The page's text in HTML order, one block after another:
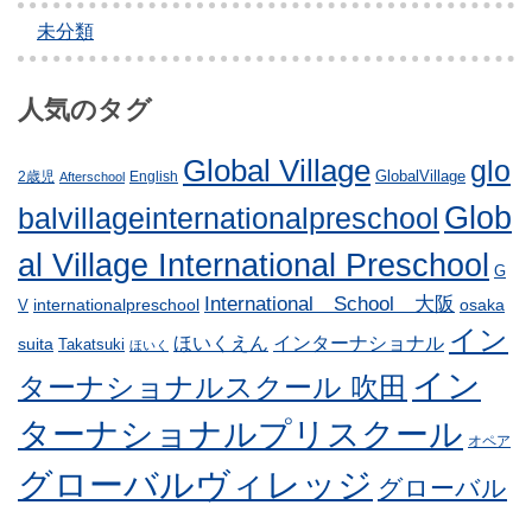
未分類
人気のタグ
2歳児 Afterschool English Global Village GlobalVillage glo
balvillageinternationalpreschool Glob
al Village International Preschool G
V internationalpreschool International School 大阪 osaka
suita Takatsuki ほいく ほいくえん インターナショナル イン
ターナショナルスクール 吹田 イン
ターナショナルプリスクール オペア
グローバルヴィレッジ グローバル